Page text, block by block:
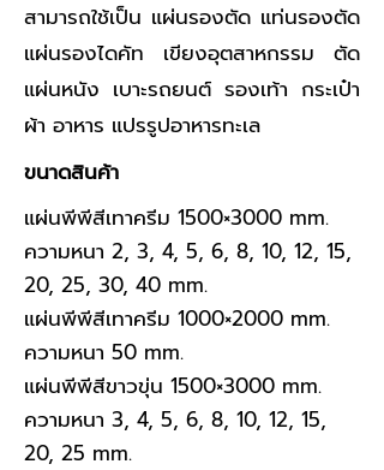
สามารถใช้เป็น แผ่นรองตัด แท่นรองตัด
แผ่นรองไดคัท เขียงอุตสาหกรรม ตัด
แผ่นหนัง เบาะรถยนต์ รองเท้า กระเป๋า
ผ้า อาหาร แปรรูปอาหารทะเล
ขนาดสินค้า
แผ่นพีพีสีเทาครีม 1500×3000 mm.
ความหนา 2, 3, 4, 5, 6, 8, 10, 12, 15,
20, 25, 30, 40 mm.
แผ่นพีพีสีเทาครีม 1000×2000 mm.
ความหนา 50 mm.
แผ่นพีพีสีขาวขุ่น 1500×3000 mm.
ความหนา 3, 4, 5, 6, 8, 10, 12, 15,
20, 25 mm.